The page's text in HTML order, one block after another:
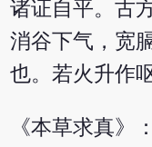
诸证自平。古
消谷下气，宽
也。若火升作
《本草求真》